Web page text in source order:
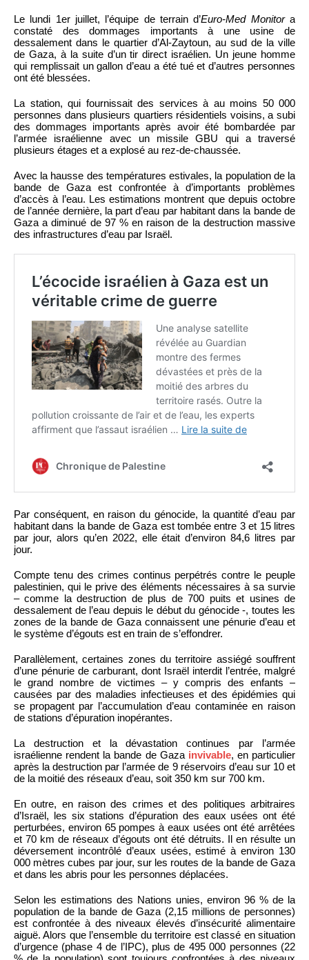
Le lundi 1er juillet, l’équipe de terrain d’Euro-Med Monitora
constaté des dommages importants à une usine de
dessalement dans le quartier d’Al-Zaytoun, au sud de la ville
de Gaza, à la suite d’un tir direct israélien. Un jeune homme
qui remplissait un gallon d’eau a été tué et d’autres personnes
ont été blessées.
La station, qui fournissait des services à au moins 50 000
personnes dans plusieurs quartiers résidentiels voisins, a subi
des dommages importants après avoir été bombardée par
l’armée israélienne avec un missile GBU qui a traversé
plusieurs étages et a explosé au rez-de-chaussée.
Avec la hausse des températures estivales, la population de la
bande de Gaza est confrontée à d’importants problèmes
d’accès à l’eau. Les estimations montrent que depuis octobre
de l’année dernière, la part d’eau par habitant dans la bande de
Gaza a diminué de 97 % en raison de la destruction massive
des infrastructures d’eau par Israël.
Par conséquent, en raison du génocide, la quantité d’eau par
habitant dans la bande de Gaza est tombée entre 3 et 15 litres
par jour, alors qu’en 2022, elle était d’environ 84,6 litres par
jour.
Compte tenu des crimes continus perpétrés contre le peuple
palestinien, qui le prive des éléments nécessaires à sa survie
– comme la destruction de plus de 700 puits et usines de
dessalement de l’eau depuis le début du génocide -, toutes les
zones de la bande de Gaza connaissent une pénurie d’eau et
le système d’égouts est en train de s’effondrer.
Parallèlement, certaines zones du territoire assiégé souffrent
d’une pénurie de carburant, dont Israël interdit l’entrée, malgré
le grand nombre de victimes – y compris des enfants –
causées par des maladies infectieuses et des épidémies qui
se propagent par l’accumulation d’eau contaminée en raison
de stations d’épuration inopérantes.
La destruction et la dévastation continues par l’armée
israélienne rendent la bande de Gaza invivable, en particulier
après la destruction par l’armée de 9 réservoirs d’eau sur 10 et
de la moitié des réseaux d’eau, soit 350 km sur 700 km.
En outre, en raison des crimes et des politiques arbitraires
d’Israël, les six stations d’épuration des eaux usées ont été
perturbées, environ 65 pompes à eaux usées ont été arrêtées
et 70 km de réseaux d’égouts ont été détruits. Il en résulte un
déversement incontrôlé d’eaux usées, estimé à environ 130
000 mètres cubes par jour, sur les routes de la bande de Gaza
et dans les abris pour les personnes déplacées.
Selon les estimations des Nations unies, environ 96 % de la
population de la bande de Gaza (2,15 millions de personnes)
est confrontée à des niveaux élevés d’insécurité alimentaire
aiguë. Alors que l’ensemble du territoire est classé en situation
d’urgence (phase 4 de l’IPC), plus de 495 000 personnes (22